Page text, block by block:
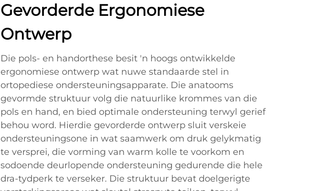
Gevorderde Ergonomiese
Ontwerp
Die pols- en handorthese besit 'n hoogs ontwikkelde
ergonomiese ontwerp wat nuwe standaarde stel in
ortopediese ondersteuningsapparate. Die anatooms
gevormde struktuur volg die natuurlike krommes van die
pols en hand, en bied optimale ondersteuning terwyl gerief
behou word. Hierdie gevorderde ontwerp sluit verskeie
ondersteuningsone in wat saamwerk om druk gelykmatig
te versprei, die vorming van warm kolle te voorkom en
sodoende deurlopende ondersteuning gedurende die hele
dra-tydperk te verseker. Die struktuur bevat doelgerigte